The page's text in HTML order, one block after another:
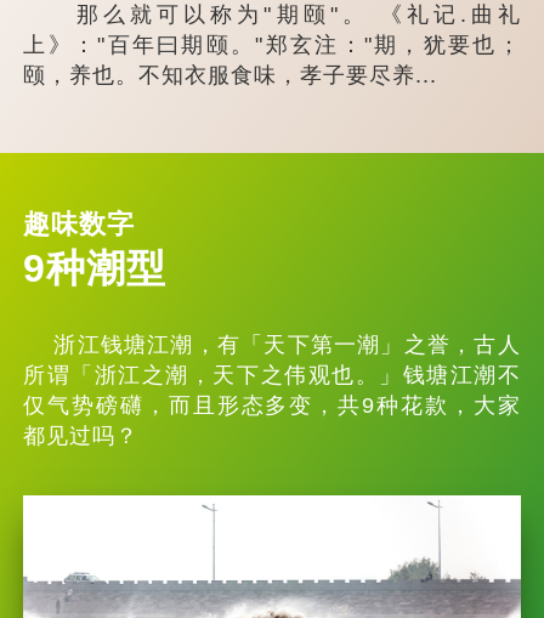
那么就可以称为"期颐"。 《礼记.曲礼
上》："百年曰期颐。"郑玄注："期，犹要也；
颐，养也。不知衣服食味，孝子要尽养...
趣味数字
9种潮型
浙江钱塘江潮，有「天下第一潮」之誉，古人
所谓「浙江之潮，天下之伟观也。」钱塘江潮不
仅气势磅礴，而且形态多变，共9种花款，大家
都见过吗？